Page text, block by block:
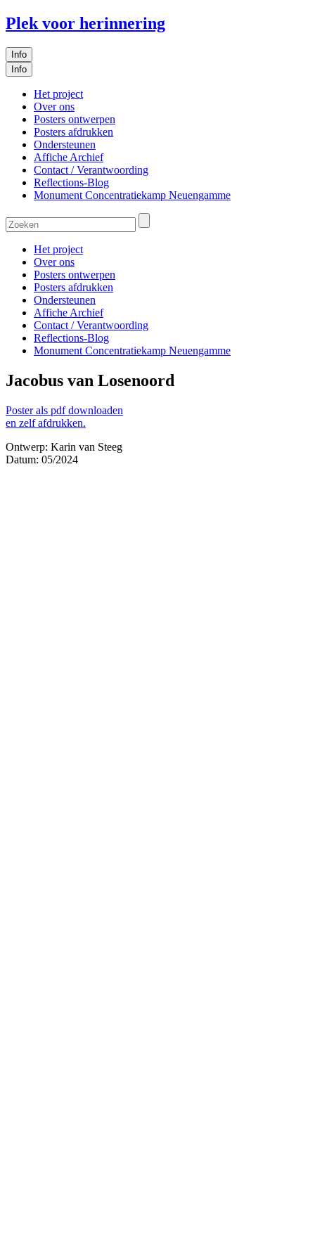
Plek voor herinnering
Info
Info
Het project
Over ons
Posters ontwerpen
Posters afdrukken
Ondersteunen
Affiche Archief
Contact / Verantwoording
Reflections-Blog
Monument Concentratiekamp Neuengamme
Het project
Over ons
Posters ontwerpen
Posters afdrukken
Ondersteunen
Affiche Archief
Contact / Verantwoording
Reflections-Blog
Monument Concentratiekamp Neuengamme
Jacobus van Losenoord
Poster als pdf downloaden
en zelf afdrukken.
Ontwerp: Karin van Steeg
Datum: 05/2024